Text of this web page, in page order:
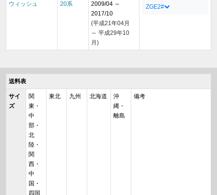
ウィッシュ 20系
2009/04 ～
2017/10
(平成21年04月
～ 平成29年10
月)
ZGE2#
送料表
サイ
ズ
関
東・
中
部・
北
陸・
関
西・
中
国・
四国
東北 九州 北海道
沖
縄・
離島
備考